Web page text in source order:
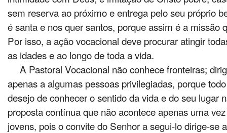
sem reserva ao próximo e entrega pelo seu próprio
é santa e nos quer santos, porque assim é a missão
Por isso, a ação vocacional deve procurar atingir
as idades e ao longo de toda a vida.
A Pastoral Vocacional não conhece fronteiras;
apenas a algumas pessoas privilegiadas, porque
desejo de conhecer o sentido da vida e do seu lugar
proposta contínua que não acontece apenas uma
jovens, pois o convite do Senhor a segui-lo dirige-se